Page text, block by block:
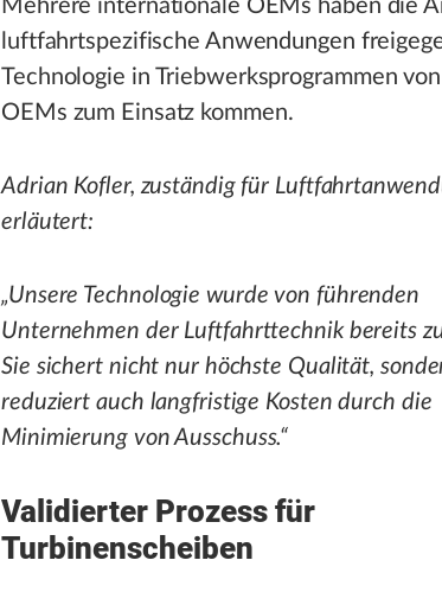
Mehrere internationale OEMs haben die
luftfahrtspezifische Anwendungen
Technologie in Triebwerksprogrammen
OEMs zum Einsatz kommen.
Adrian Kofler, zuständig für
erläutert:
„Unsere Technologie wurde von führenden
Unternehmen der Luftfahrttechnik bereits
Sie sichert nicht nur höchste Qualität,
reduziert auch langfristige Kosten durch die
Minimierung von Ausschuss.“
Validierter Prozess für
Turbinenscheiben